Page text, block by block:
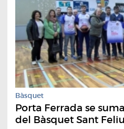
Bàsquet
Porta Ferrada se
del Bàsquet Sant Feliu